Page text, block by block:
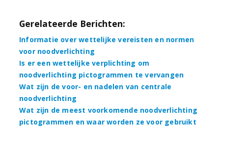
Gerelateerde Berichten:
Informatie over wettelijke vereisten en normen
voor noodverlichting
Is er een wettelijke verplichting om
noodverlichting pictogrammen te vervangen
Wat zijn de voor- en nadelen van centrale
noodverlichting
Wat zijn de meest voorkomende noodverlichting
pictogrammen en waar worden ze voor gebruikt